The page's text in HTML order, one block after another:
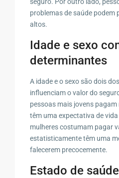
problemas de saúde podem
altos.
Idade e sexo
determinantes
A idade e o sexo são dois
influenciam o valor do
pessoas mais jovens
têm uma expectativa de
mulheres costumam pagar
estatisticamente têm uma
falecerem precocemente.
Estado de